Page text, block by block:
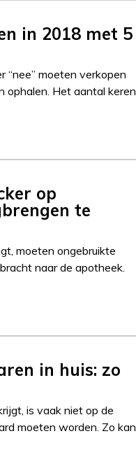
in 2018 met 5
moeten verkopen
ophalen. Het aantal keren
op
te
moeten ongebruikte
naar de apotheek.
in huis: zo
is vaak niet op de
moeten worden. Zo kan